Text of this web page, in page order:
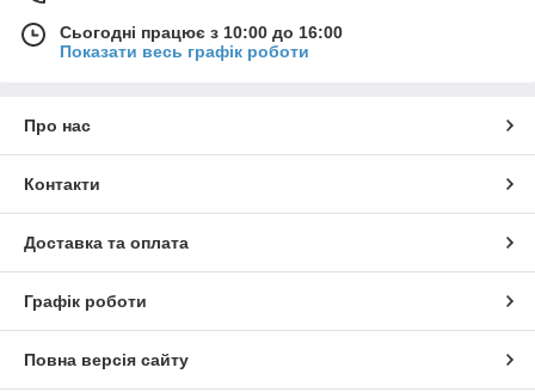
Сьогодні працює з 10:00 до 16:00
Показати весь графік роботи
Про нас
Контакти
Доставка та оплата
Графік роботи
Повна версія сайту